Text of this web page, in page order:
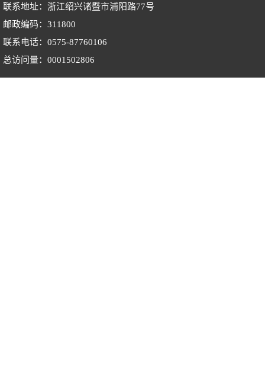
联系地址：浙江绍兴诸暨市浦阳路77号
邮政编码：311800
联系电话：0575-87760106
总访问量： 0001502806